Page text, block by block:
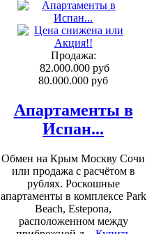
Продажа:
82.000.000 руб
80.000.000 руб
Апартаменты в
Испан...
Обмен на Крым Москву Сочи
или продажа с расчётом в
рублях. Роскошные
апартаменты в комплексе Park
Beach, Estepona,
расположенном между